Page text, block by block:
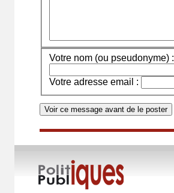
Votre nom (ou pseudonyme) :
Votre adresse email :